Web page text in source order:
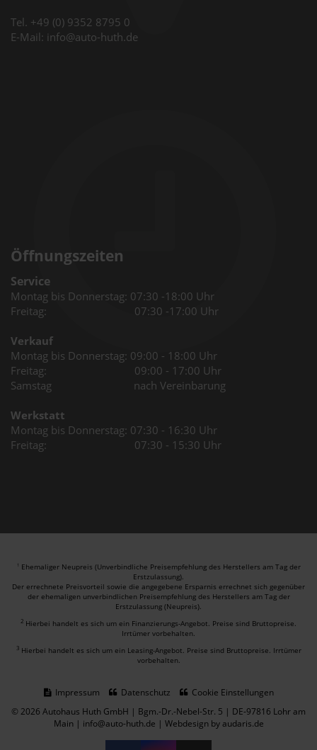
Tel. +49 (0) 9352 8795 0
E-Mail: info@auto-huth.de
Öffnungszeiten
Service
Montag bis Donnerstag: 07:30 -18:00 Uhr
Freitag: 07:30 -17:00 Uhr
Verkauf
Montag bis Donnerstag: 09:00 - 18:00 Uhr
Freitag: 09:00 - 17:00 Uhr
Samstag nach Vereinbarung
Werkstatt
Montag bis Donnerstag: 07:30 - 16:30 Uhr
Freitag: 07:30 - 15:30 Uhr
1 Ehemaliger Neupreis (Unverbindliche Preisempfehlung des Herstellers am Tag der
Erstzulassung).
Der errechnete Preisvorteil sowie die angegebene Ersparnis errechnet sich gegenüber
der ehemaligen unverbindlichen Preisempfehlung des Herstellers am Tag der
Erstzulassung (Neupreis).
2 Hierbei handelt es sich um ein Finanzierungs-Angebot. Preise sind Bruttopreise.
Irrtümer vorbehalten.
3 Hierbei handelt es sich um ein Leasing-Angebot. Preise sind Bruttopreise. Irrtümer
vorbehalten.
Impressum Datenschutz
Cookie Einstellungen
© 2026 Autohaus Huth GmbH | Bgm.-Dr.-Nebel-Str. 5 | DE-97816 Lohr am
Main | info@auto-huth.de | Webdesign by audaris.de